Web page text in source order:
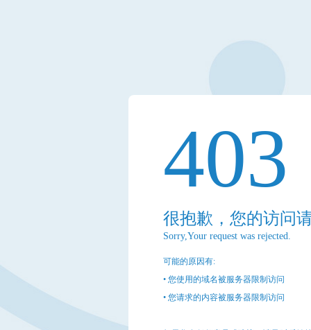
403
很抱歉，您的访问
Sorry,Your request was rejected.
可能的原因有:
• 您使用的域名被服务器限制访问
• 您请求的内容被服务器限制访问